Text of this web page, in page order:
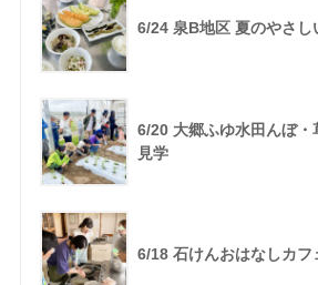
6/24 泉B地区 夏のやさし
6/20 大郷ふゆ水田んぼ・
見学
6/18 石けんおはなしカ